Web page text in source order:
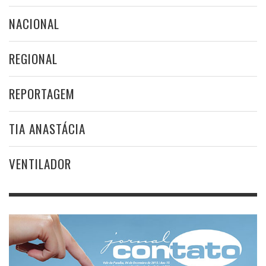
NACIONAL
REGIONAL
REPORTAGEM
TIA ANASTÁCIA
VENTILADOR